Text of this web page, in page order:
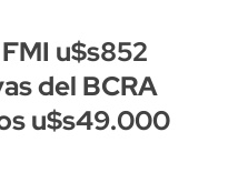
u$s852
del BCRA
u$s49.000